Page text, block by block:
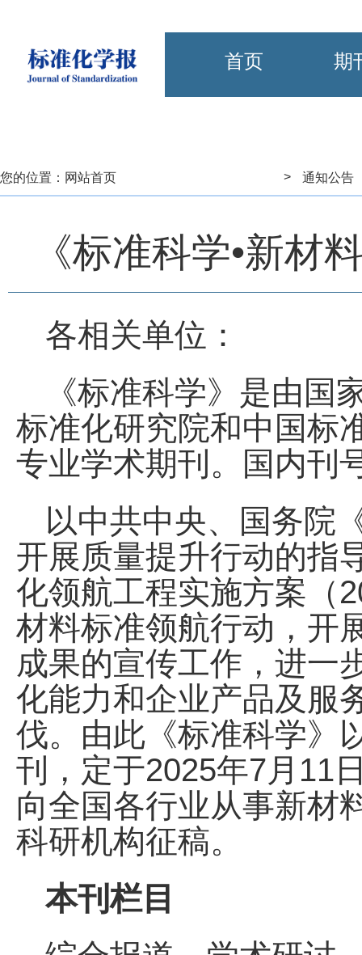
首页 期
您的位置： 网站首页 > 通知公告
《标准科学•新材
各相关单位：
《标准科学》是由国
标准化研究院和中国标
专业学术期刊。国内刊
以中共中央、国务院
开展质量提升行动的指
化领航工程实施方案（
材料标准领航行动，开
成果的宣传工作，进一
化能力和企业产品及服
伐。由此《标准科学》
刊，定于2025年7月11
向全国各行业从事新材
科研机构征稿。
本刊栏目